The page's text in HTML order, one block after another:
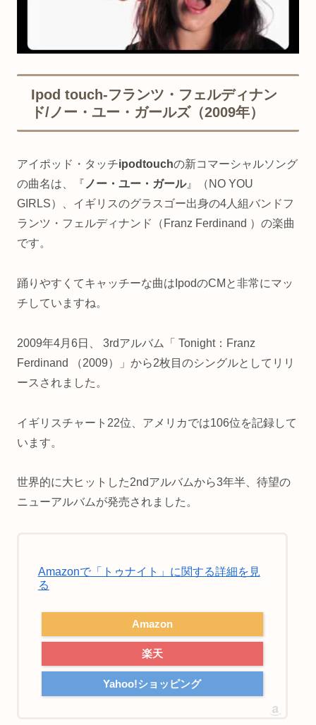
Ipod touch-フランツ・フェルディナン
ド/ノー・ユー・ガールズ（2009年）
アイポッド・タッチipodtouchの新コマーシャルソング
の曲名は、『 ノー・ユー・ガール』（NO YOU
GIRLS）、イギリスのグラスゴー出身の4人組バンドフ
ランツ・フェルディナンド（Franz Ferdinand ）の楽曲
です。
踊りやすくてキャッチーな曲はIpodのCMと非常にマッ
チしていますね。
2009年4月6日、 3rdアルバム「 Tonight：Franz
Ferdinand （2009）」から2枚目のシングルとしてリリ
ースされました。
イギリスチャート22位、アメリカでは106位を記録して
います。
世界的に大ヒットした2ndアルバムから3年半、待望の
ニューアルバムが発売されました。
Amazonで「トゥナイト」に関する詳細を見
る
Amazon
楽天
Yahoo!ショッピング